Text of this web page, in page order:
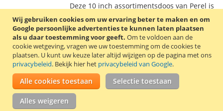
Wij gebruiken cookies om uw ervaring beter te maken en om
Google persoonlijke advertenties te kunnen laten plaatsen
als u daar toestemming voor geeft. Om te voldoen aan de
cookie wetgeving, vragen we uw toestemming om de cookies te
plaatsen. U kunt uw keuze later altijd wijzigen op de pagina met ons
privacybeleid. Bekijk hier het privacybeleid van Google.
Alle cookies toestaan Selectie toestaan
Alles weigeren
VERLANGLIJST
VERGELIJKEN
Deze 10 inch assortimentsdoos van Perel is
251 x 200 x 44 mm en heeft 10 vaste
opbergvakken.Lees verder
Assortimentsdoos Stanley Sortmaster
Organizer Jr. 1-97-483
€ 11,20
Incl. 21% BTW, excl.verzendkosten